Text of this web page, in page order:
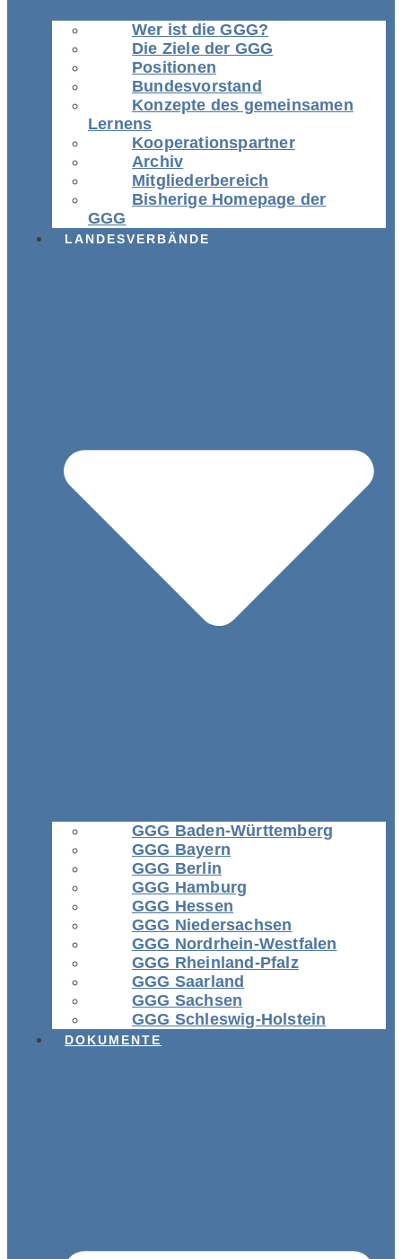
Wer ist die GGG?
Die Ziele der GGG
Positionen
Bundesvorstand
Konzepte des gemeinsamen
Lernens
Kooperationspartner
Archiv
Mitgliederbereich
Bisherige Homepage der
GGG
LANDESVERBÄNDE
GGG Baden-Württemberg
GGG Bayern
GGG Berlin
GGG Hamburg
GGG Hessen
GGG Niedersachsen
GGG Nordrhein-Westfalen
GGG Rheinland-Pfalz
GGG Saarland
GGG Sachsen
GGG Schleswig-Holstein
DOKUMENTE